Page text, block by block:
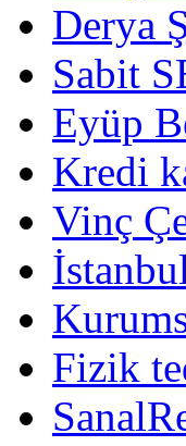
Derya
Sabit
Eyüp
Kredi
Vinç
Fizik